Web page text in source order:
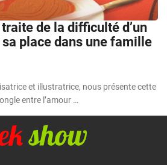
de la difficulté d’un
place dans une famille
et illustratrice, nous présente cette
entre l’amour …